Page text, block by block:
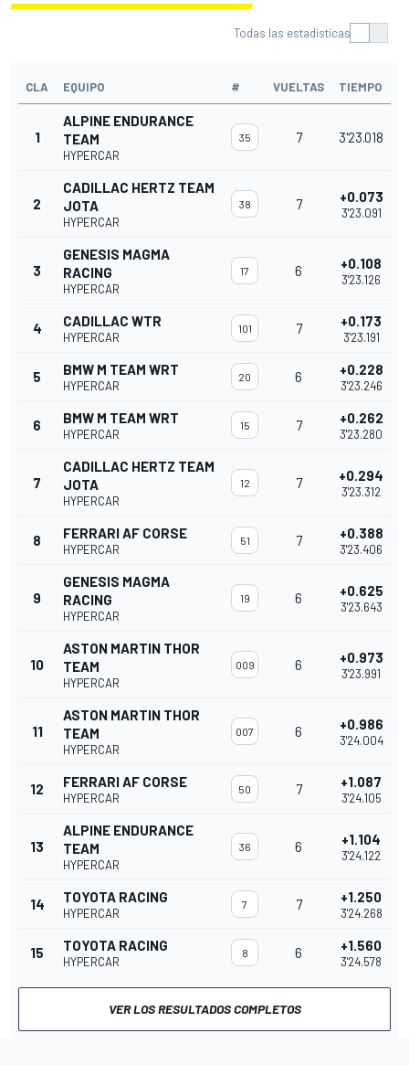
Todas las estadísticas
CLA EQUIPO # VUELTAS TIEMPO
1
ALPINE ENDURANCE
TEAM
HYPERCAR
35 7 3'23.018
2
CADILLAC HERTZ TEAM
JOTA
HYPERCAR
38 7 +0.073
3'23.091
3
GENESIS MAGMA
RACING
HYPERCAR
17 6 +0.108
3'23.126
4 CADILLAC WTR
HYPERCAR
101 7 +0.173
3'23.191
5 BMW M TEAM WRT
HYPERCAR
20 6 +0.228
3'23.246
6 BMW M TEAM WRT
HYPERCAR
15 7 +0.262
3'23.280
7
CADILLAC HERTZ TEAM
JOTA
HYPERCAR
12 7 +0.294
3'23.312
8 FERRARI AF CORSE
HYPERCAR
51 7 +0.388
3'23.406
9
GENESIS MAGMA
RACING
HYPERCAR
19 6 +0.625
3'23.643
10
ASTON MARTIN THOR
TEAM
HYPERCAR
009 6 +0.973
3'23.991
11
ASTON MARTIN THOR
TEAM
HYPERCAR
007 6 +0.986
3'24.004
12 FERRARI AF CORSE
HYPERCAR
50 7 +1.087
3'24.105
13
ALPINE ENDURANCE
TEAM
HYPERCAR
36 6 +1.104
3'24.122
14 TOYOTA RACING
HYPERCAR
7 7 +1.250
3'24.268
15 TOYOTA RACING
HYPERCAR
8 6 +1.560
3'24.578
VER LOS RESULTADOS COMPLETOS